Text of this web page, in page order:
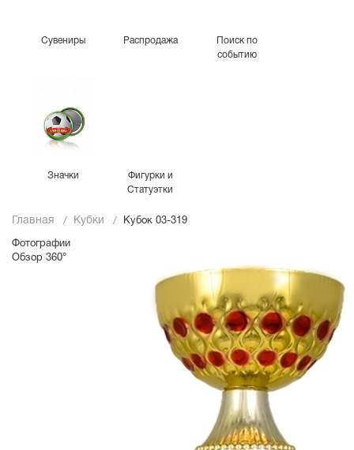
Сувениры Распродажа
Поиск по
событию
Значки
Фигурки и
Статуэтки
Главная Кубки Кубок 03-319
Фотографии
Обзор 360°